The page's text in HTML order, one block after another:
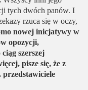
tych dwóch panów. I
rzuca się w oczy,
nowej inicjatywy w
opozycji,
szerszej
pisze się, że z
przedstawiciele